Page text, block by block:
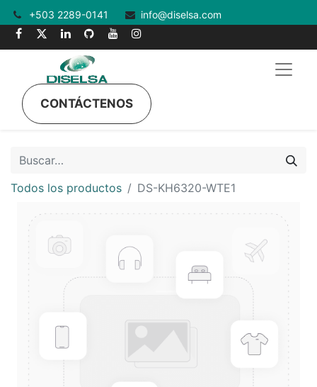
+503 2289-0141 info@diselsa.com
CONTÁCTENOS
Todos los productos DS-KH6320-WTE1